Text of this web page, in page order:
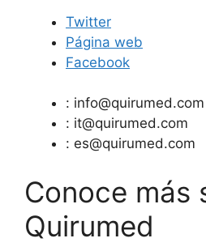
Twitter
Página web
Facebook
: info@quirumed.com
: it@quirumed.com
: es@quirumed.com
Conoce más
Quirumed